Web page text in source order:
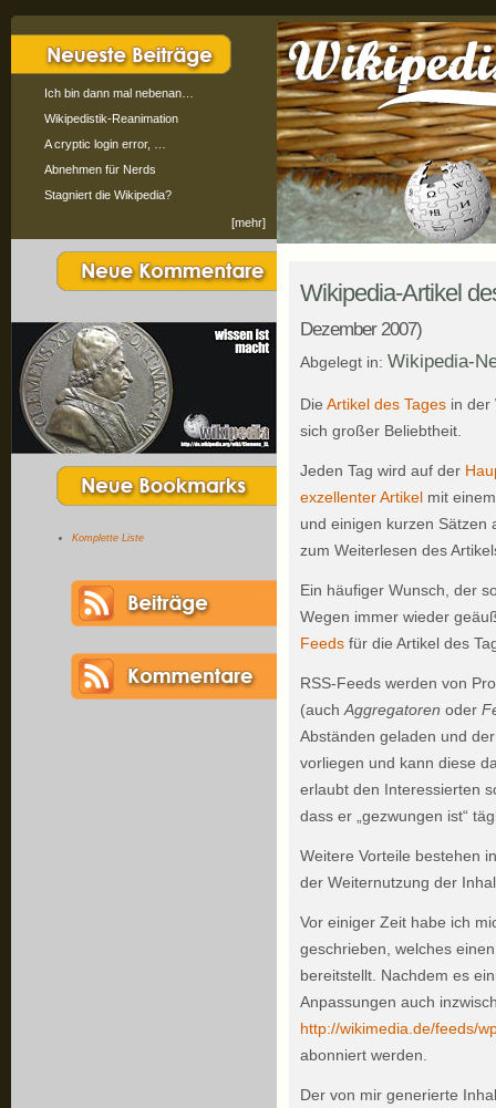
Ich bin dann mal nebenan…
Wikipedistik-Reanimation
A cryptic login error, …
Abnehmen für Nerds
Stagniert die Wikipedia?
[mehr]
Komplette Liste
Wikipedia-Artikel
Dezember 2007)
Abgelegt in: Wikipedia-
Die Artikel des Tages in der
sich großer Beliebtheit.
Jeden Tag wird auf der
exzellenter Artikel mit
und einigen kurzen Sätzen
zum Weiterlesen des
Ein häufiger Wunsch, der
Wegen immer wieder
Feeds für die Artikel des
RSS-Feeds werden von
(auch Aggregatoren oder
Abständen geladen und
vorliegen und kann diese
erlaubt den Interessierten
dass er „gezwungen ist“
Weitere Vorteile bestehen
der Weiternutzung der
Vor einiger Zeit habe ich
geschrieben, welches
bereitstellt. Nachdem es
Anpassungen auch
http://wikimedia.de/feeds/
abonniert werden.
Der von mir generierte